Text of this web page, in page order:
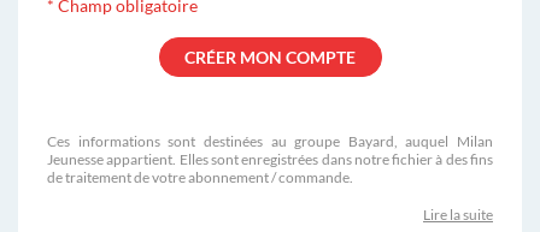
* Champ obligatoire
Ces informations sont destinées au groupe Bayard, auquel Milan
Jeunesse appartient. Elles sont enregistrées dans notre fichier à des fins
de traitement de votre abonnement / commande.
Lire la suite